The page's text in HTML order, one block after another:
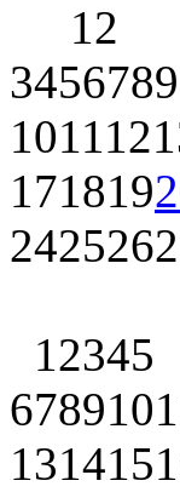
12
3456789
101112
171819
242526
12345
678910
131415